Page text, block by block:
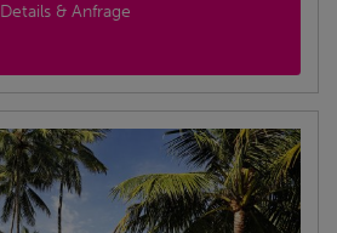
Details & Anfrage